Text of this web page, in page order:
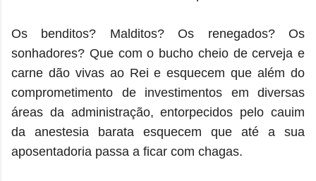
Os benditos? Malditos? Os renegados? Os
sonhadores? Que com o bucho cheio de cerveja e
carne dão vivas ao Rei e esquecem que além do
comprometimento de investimentos em diversas
áreas da administração, entorpecidos pelo cauim
da anestesia barata esquecem que até a sua
aposentadoria passa a ficar com chagas.